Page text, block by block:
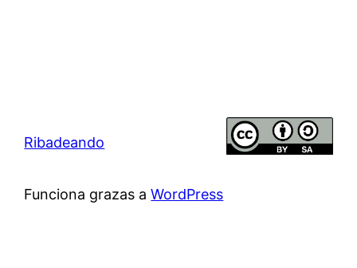
Ribadeando
Funciona grazas aWordPress